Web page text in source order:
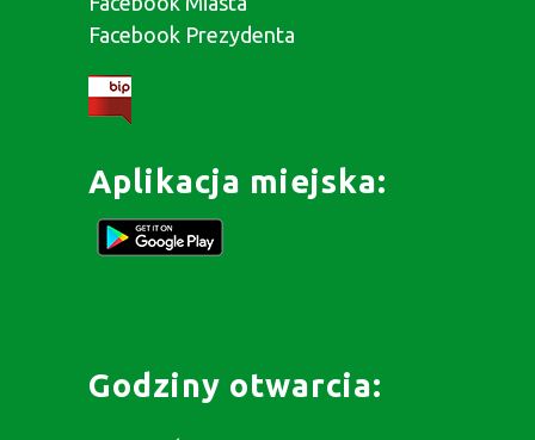
Facebook Prezydenta
Aplikacja miejska:
Godziny otwarcia: